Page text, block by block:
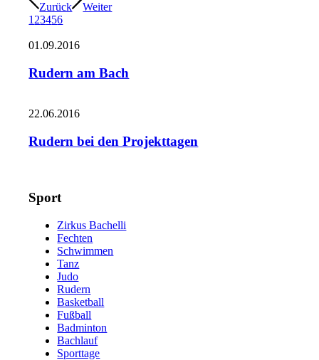
Zurück
Weiter
123456
01.09.2016
Rudern am Bach
22.06.2016
Rudern bei den Projekttagen
Sport
Zirkus Bachelli
Fechten
Schwimmen
Tanz
Judo
Rudern
Basketball
Fußball
Badminton
Bachlauf
Sporttage